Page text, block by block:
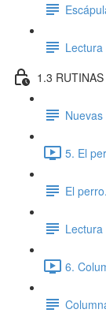
1.3
5. El
El
6.